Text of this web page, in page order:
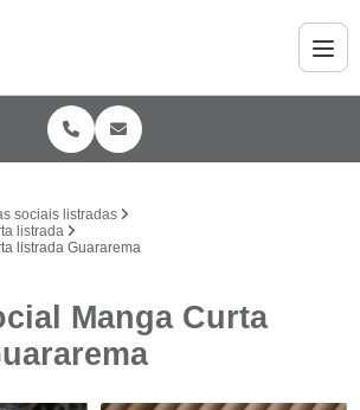
sociais listradas
listrada
listrada Guararema
Manga Curta